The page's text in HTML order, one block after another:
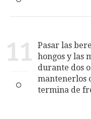
11
Pasar las
hongos y las
durante dos
mantenerlos
termina de